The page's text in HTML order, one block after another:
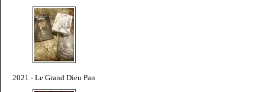
2021 - Le Grand Dieu Pan